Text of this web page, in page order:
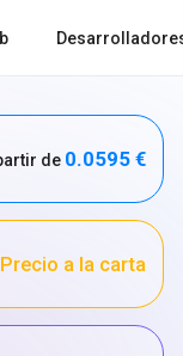
de 0.0595 €
Precio a la carta